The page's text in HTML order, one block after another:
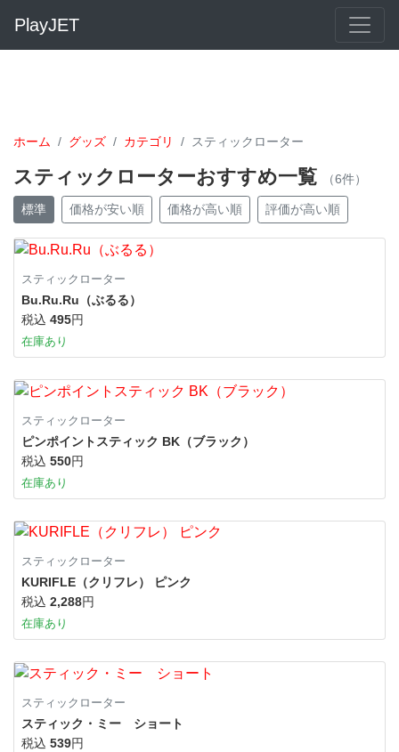
PlayJET
ホーム グッズ カテゴリ スティックローター
スティックローターおすすめ一覧 （6件）
標準 価格が安い順 価格が高い順 評価が高い順
スティックローター
Bu.Ru.Ru（ぶるる）
税込 495円
在庫あり
スティックローター
ピンポイントスティック BK（ブラック）
税込 550円
在庫あり
スティックローター
KURIFLE（クリフレ） ピンク
税込 2,288円
在庫あり
スティックローター
スティック・ミー ショート
税込 539円